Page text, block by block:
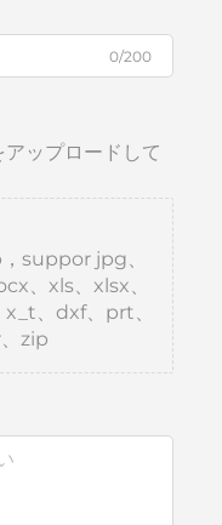
0/200
ップロードして
suppor jpg、
、xls、xlsx、
、dxf、prt、
zip